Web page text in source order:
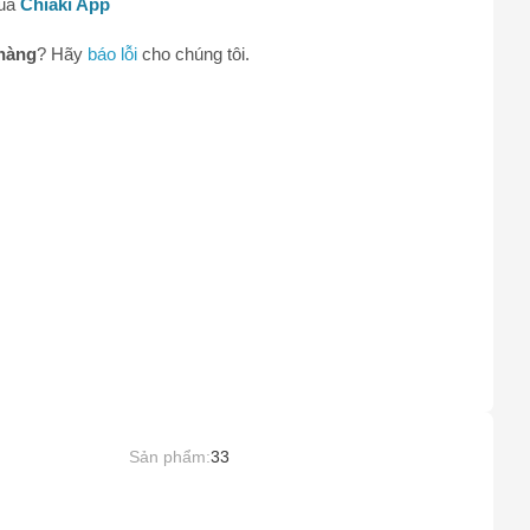
Chiaki App
? Hãy báo lỗi cho chúng tôi.
Sản phẩm:33